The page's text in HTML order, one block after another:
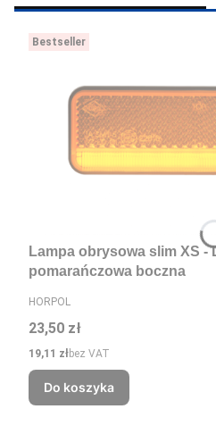
Bestseller
Lampa obrysowa slim XS -
pomarańczowa boczna
PRODUCENT
HORPOL
Cena
23,50 zł
Cena
19,11 złbez VAT
Do koszyka